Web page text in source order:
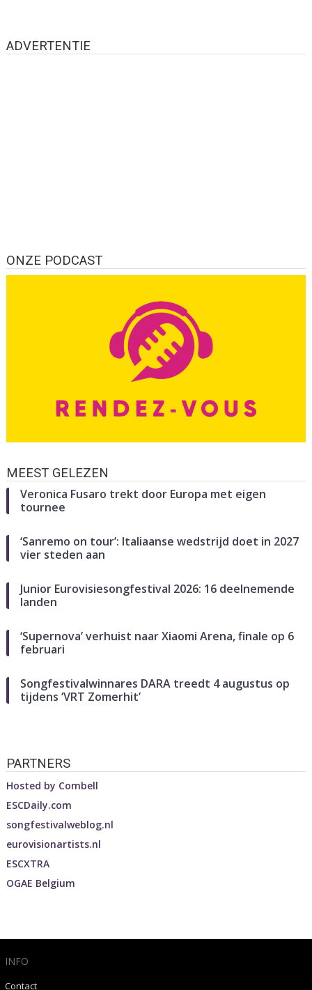
ADVERTENTIE
ONZE PODCAST
MEEST GELEZEN
Veronica Fusaro trekt door Europa met eigen
tournee
‘Sanremo on tour’: Italiaanse wedstrijd doet in 2027
vier steden aan
Junior Eurovisiesongfestival 2026: 16 deelnemende
landen
‘Supernova’ verhuist naar Xiaomi Arena, finale op 6
februari
Songfestivalwinnares DARA treedt 4 augustus op
tijdens ‘VRT Zomerhit’
PARTNERS
Hosted by Combell
ESCDaily.com
songfestivalweblog.nl
eurovisionartists.nl
ESCXTRA
OGAE Belgium
INFO
Contact